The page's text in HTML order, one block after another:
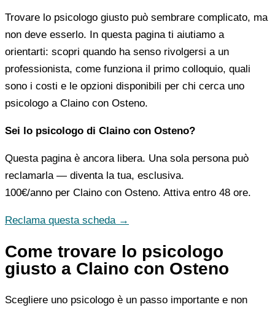
Trovare lo psicologo giusto può sembrare complicato, ma
non deve esserlo. In questa pagina ti aiutiamo a
orientarti: scopri quando ha senso rivolgersi a un
professionista, come funziona il primo colloquio, quali
sono i costi e le opzioni disponibili per chi cerca uno
psicologo a Claino con Osteno.
Sei lo psicologo di Claino con Osteno?
Questa pagina è ancora libera. Una sola persona può
reclamarla — diventa la tua, esclusiva.
100€/anno per Claino con Osteno. Attiva entro 48 ore.
Reclama questa scheda →
Come trovare lo psicologo
giusto a Claino con Osteno
Scegliere uno psicologo è un passo importante e non